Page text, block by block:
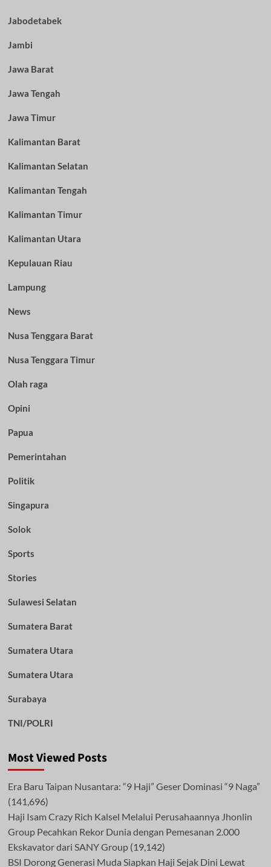
Jabodetabek
Jambi
Jawa Barat
Jawa Tengah
Jawa Timur
Kalimantan Barat
Kalimantan Selatan
Kalimantan Tengah
Kalimantan Timur
Kalimantan Utara
Kepulauan Riau
Lampung
News
Nusa Tenggara Barat
Nusa Tenggara Timur
Olah raga
Opini
Papua
Pemerintahan
Politik
Singapura
Solok
Sports
Stories
Sulawesi Selatan
Sumatera Barat
Sumatera Utara
Sumatera Utara
Surabaya
TNI/POLRI
Most Viewed Posts
Era Baru Taipan Nusantara: “9 Haji” Geser Dominasi “9 Naga”
(141,696)
Haji Isam Crazy Rich Kalsel Melalui Perusahaannya Jhonlin
Group Pecahkan Rekor Dunia dengan Pemesanan 2.000
Ekskavator dari SANY Group (19,142)
BSI Dorong Generasi Muda Siapkan Haji Sejak Dini Lewat